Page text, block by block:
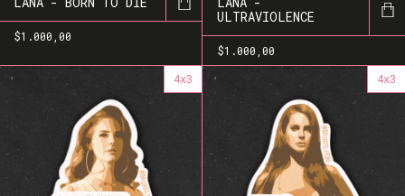
$1.000,00
ULTRAVIOLENCE
$1.000,00
4x3
4x3